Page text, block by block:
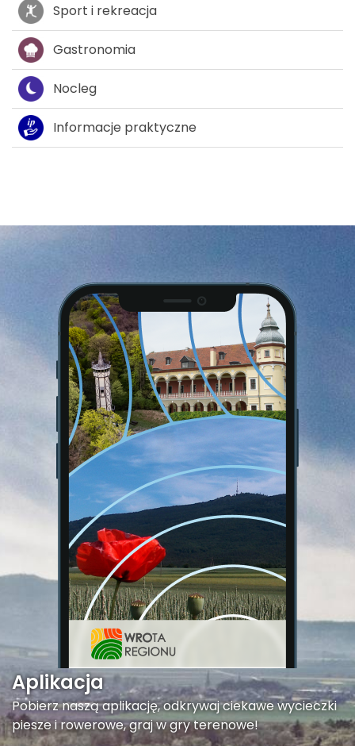
Sport i rekreacja
Gastronomia
Nocleg
Informacje praktyczne
Aplikacja
Pobierz naszą aplikację, odkrywaj ciekawe wycieczki
piesze i rowerowe, graj w gry terenowe!